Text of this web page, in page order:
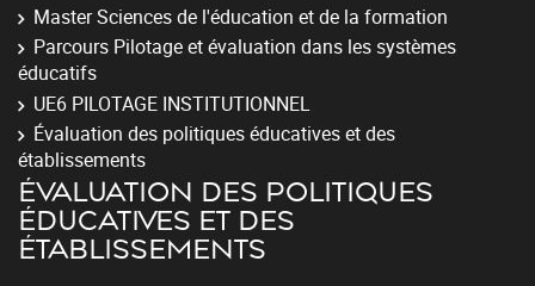
Master Sciences de l'éducation et de la formation
Parcours Pilotage et évaluation dans les systèmes
éducatifs
UE6 PILOTAGE INSTITUTIONNEL
Évaluation des politiques éducatives et des
établissements
ÉVALUATION DES POLITIQUES
ÉDUCATIVES ET DES
ÉTABLISSEMENTS